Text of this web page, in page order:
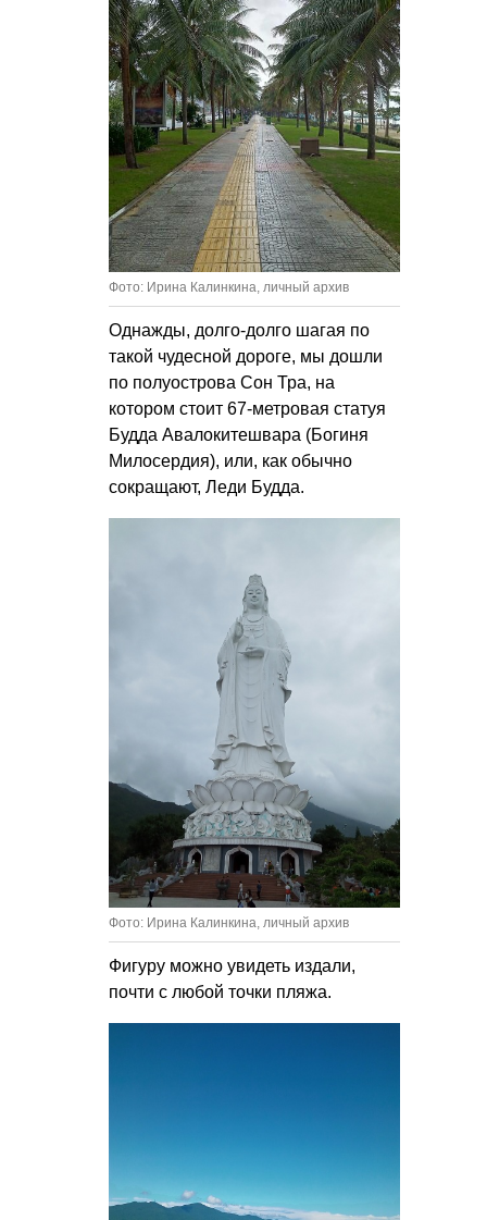
Фото: Ирина Калинкина, личный архив
Однажды, долго-долго шагая по
такой чудесной дороге, мы дошли
по полуострова Сон Тра, на
котором стоит 67-метровая статуя
Будда Авалокитешвара (Богиня
Милосердия), или, как обычно
сокращают, Леди Будда.
Фото: Ирина Калинкина, личный архив
Фигуру можно увидеть издали,
почти с любой точки пляжа.